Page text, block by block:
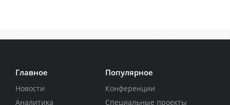
Главное
Новости
Аналитика
Популярное
Конференции
Специальные проекты